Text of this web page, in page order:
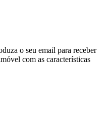
o seu email para receber
com as características